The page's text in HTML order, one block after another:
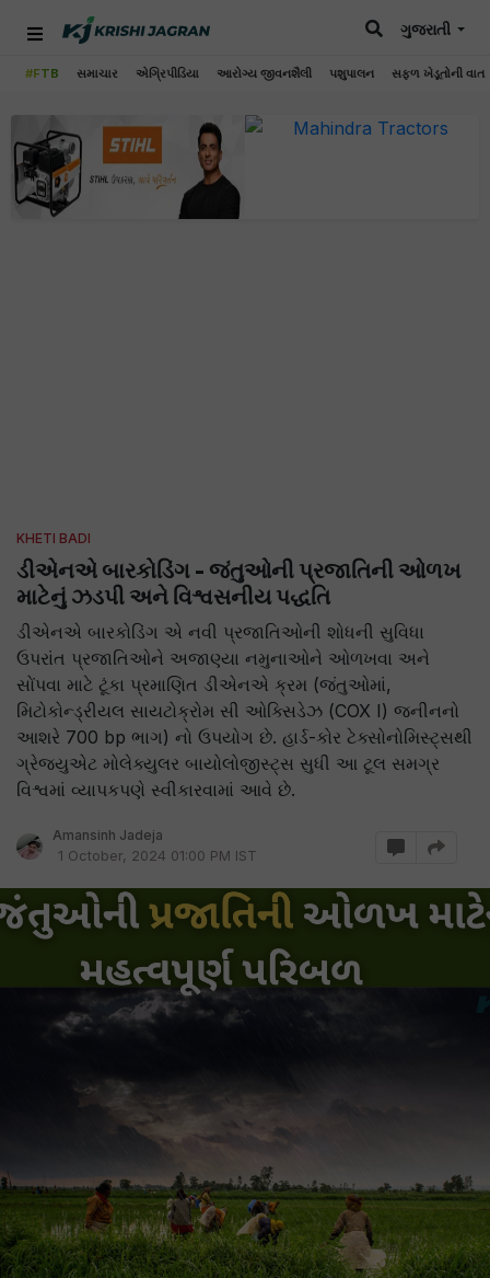
#FTB સમાચાર એગ્રિપીડિયા આરોગ્ય જીવનશૈલી પશુપાલન સફળ ખેડૂતોની વાત
ગુજરાતી
KHETI BADI
ડીએનએ બારકોડિંગ - જંતુઓની પ્રજાતિની ઓળખ
માટેનું ઝડપી અને વિશ્વસનીય પદ્ધતિ
ડીએનએ બારકોડિંગ એ નવી પ્રજાતિઓની શોધની સુવિધા
ઉપરાંત પ્રજાતિઓને અજાણ્યા નમુનાઓને ઓળખવા અને
સોંપવા માટે ટૂંકા પ્રમાણિત ડીએનએ ક્રમ (જંતુઓમાં,
મિટોકોન્ડ્રીયલ સાયટોક્રોમ સી ઓક્સિડેઝ (COX I) જનીનનો
આશરે 700 bp ભાગ) નો ઉપયોગ છે. હાર્ડ-કોર ટેક્સોનોમિસ્ટ્સથી
ગ્રેજ્યુએટ મોલેક્યુલર બાયોલોજીસ્ટ્સ સુધી આ ટૂલ સમગ્ર
વિશ્વમાં વ્યાપકપણે સ્વીકારવામાં આવે છે.
Amansinh Jadeja
1 October, 2024 01:00 PM IST